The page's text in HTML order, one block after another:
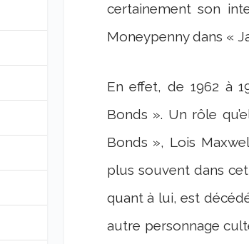
certainement son
Moneypenny dans «
En effet, de 1962 à
Bonds ». Un rôle
Bonds », Lois
plus souvent dans
quant à lui, est
autre personnage